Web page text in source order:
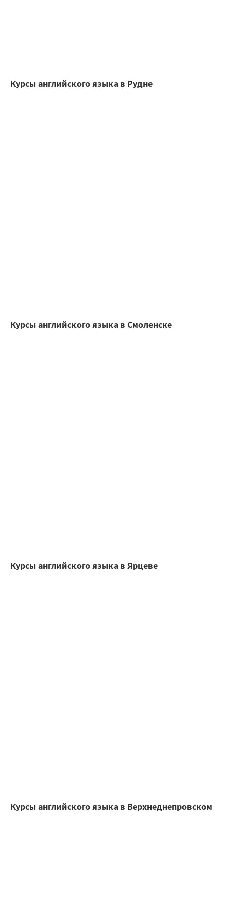
Курсы английского языка в Рудне
Курсы английского языка в Смоленске
Курсы английского языка в Ярцеве
Курсы английского языка в Верхнеднепровском